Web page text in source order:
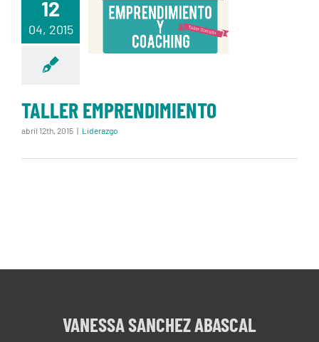
12
04, 2015
TALLER
EMPRENDIMIENTO
TALLER EMPRENDIMIENTO
abril 12th, 2015 | Liderazgo
VANESSA SANCHEZ ABASCAL